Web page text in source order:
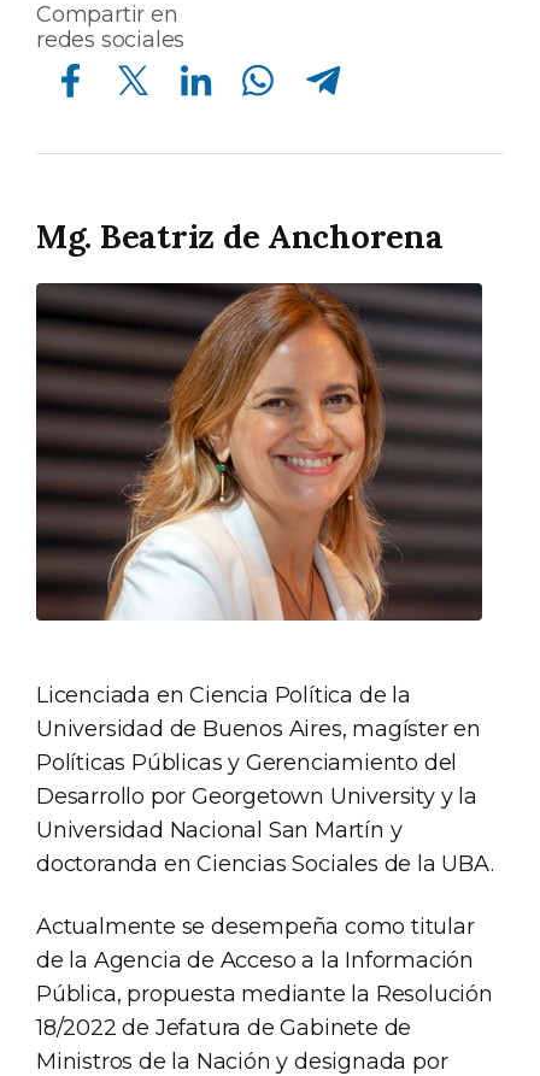
Compartir en
redes sociales
Compartir en Facebook Compartir en Twitter Compartir en Linkedin Compartir en Whatsapp Compartir en Telegram
Mg. Beatriz de Anchorena
Licenciada en Ciencia Política de la
Universidad de Buenos Aires, magíster en
Políticas Públicas y Gerenciamiento del
Desarrollo por Georgetown University y la
Universidad Nacional San Martín y
doctoranda en Ciencias Sociales de la UBA.
Actualmente se desempeña como titular
de la Agencia de Acceso a la Información
Pública, propuesta mediante la Resolución
18/2022 de Jefatura de Gabinete de
Ministros de la Nación y designada por